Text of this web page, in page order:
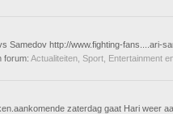
Samedov http://www.fighting-fans....ari-
forum:Actualiteiten, Sport, Entertainment
zaterdag gaat Hari weer